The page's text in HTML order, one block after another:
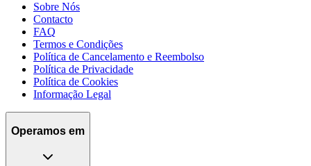
Sobre Nós
Contacto
FAQ
Termos e Condições
Política de Cancelamento e Reembolso
Política de Privacidade
Política de Cookies
Informação Legal
Operamos em